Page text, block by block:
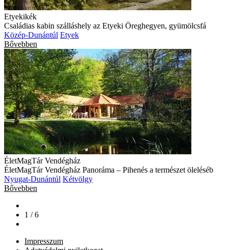
Etyekikék
Családias kabin szálláshely az Etyeki Öreghegyen, gyümölcsfá
Közép-Dunántúl Etyek
Bővebben
ÉletMagTár Vendégház
ÉletMagTár Vendégház Panoráma – Pihenés a természet öleléséb
Nyugat-Dunántúl Kétvölgy
Bővebben
1 / 6
Impresszum